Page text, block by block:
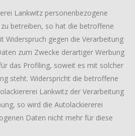
Lankwitz personenbezogene
betreiben, so hat die betroffene
Widerspruch gegen die Verarbeitung
zum Zwecke derartiger Werbung
das Profiling, soweit es mit solcher
steht. Widerspricht die betroffene
Lankwitz der Verarbeitung
so wird die Autolackiererei
Daten nicht mehr für diese